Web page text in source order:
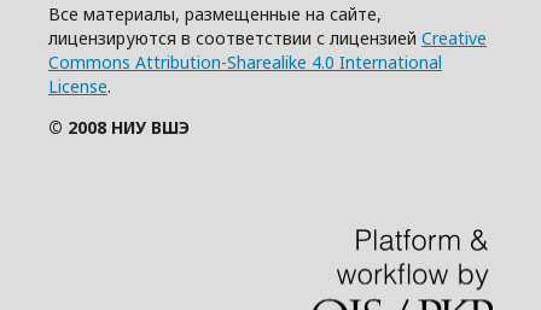
Все материалы, размещенные на сайте,
лицензируются в соответствии с лицензией Creative
Commons Attribution-Sharealike 4.0 International
License.
© 2008 НИУ ВШЭ